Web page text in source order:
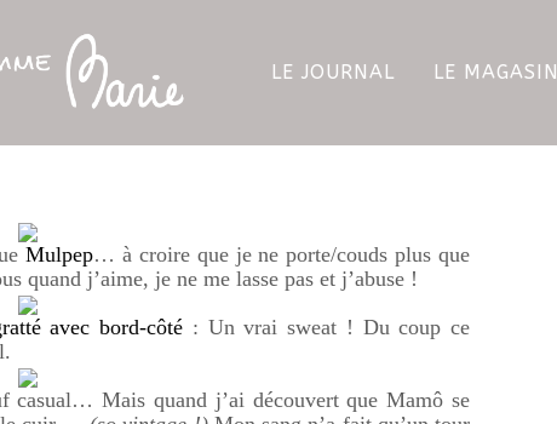
LE JOURNAL LE MAGASIN
Mulpep… à croire que je ne porte/couds plus que
quand j’aime, je ne me lasse pas et j’abuse !
avec bord-côté : Un vrai sweat ! Du coup ce
casual… Mais quand j’ai découvert que Mamô se